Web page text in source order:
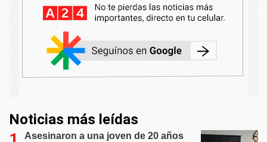
Noticias más leídas
Asesinaron a una joven de 20 años